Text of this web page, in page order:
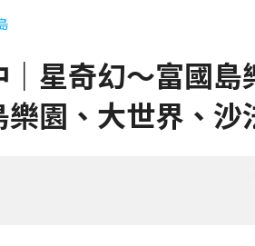
｜星奇幻～富國
樂園、大世界、